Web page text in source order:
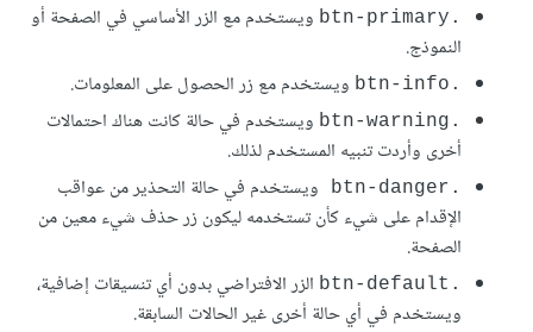
.btn-primary
ويستخدم مع الزر الأساسي في الصفحة أو
النموذج.
.btn-info ويستخدم مع زر الحصول على المعلومات.
.btn-warning
ويستخدم في حالة كانت هناك احتمالات
أخرى وأردت تنبيه المستخدم لذلك.
.btn-danger
ويستخدم في حالة التحذير من عواقب
الإقدام على شيء كأن تستخدمه ليكون زر حذف شيء معين من
الصفحة.
.btn-default
الزر الافتراضي بدون أي تنسيقات إضافية،
ويستخدم في أي حالة أخرى غير الحالات السابقة.